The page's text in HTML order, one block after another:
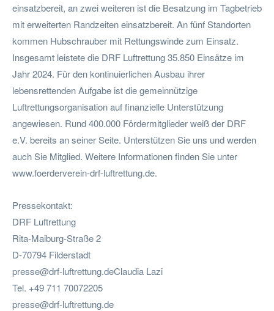
einsatzbereit, an zwei weiteren ist die Besatzung im Tagbetrieb
mit erweiterten Randzeiten einsatzbereit. An fünf Standorten
kommen Hubschrauber mit Rettungswinde zum Einsatz.
Insgesamt leistete die DRF Luftrettung 35.850 Einsätze im
Jahr 2024. Für den kontinuierlichen Ausbau ihrer
lebensrettenden Aufgabe ist die gemeinnützige
Luftrettungsorganisation auf finanzielle Unterstützung
angewiesen. Rund 400.000 Fördermitglieder weiß der DRF
e.V. bereits an seiner Seite. Unterstützen Sie uns und werden
auch Sie Mitglied. Weitere Informationen finden Sie unter
www.foerderverein-drf-luftrettung.de.
Pressekontakt:
DRF Luftrettung
Rita-Maiburg-Straße 2
D-70794 Filderstadt
presse@drf-luftrettung.deClaudia Lazi
Tel. +49 711 70072205
presse@drf-luftrettung.de